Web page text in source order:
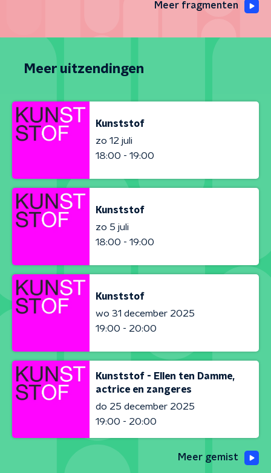
Meer fragmenten
Meer uitzendingen
Kunststof
zo 12 juli
18:00 - 19:00
Kunststof
zo 5 juli
18:00 - 19:00
Kunststof
wo 31 december 2025
19:00 - 20:00
Kunststof - Ellen ten Damme,
actrice en zangeres
do 25 december 2025
19:00 - 20:00
Meer gemist